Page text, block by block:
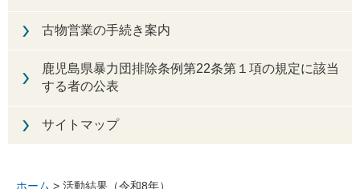
古物営業の手続き案内
鹿児島県暴力団排除条例第22条第１項の規定に該当
する者の公表
サイトマップ
ホーム > 活動結果（令和8年）